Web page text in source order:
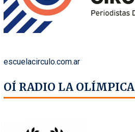
escuelacirculo.com.ar
OÍ RADIO LA OLÍMPICA